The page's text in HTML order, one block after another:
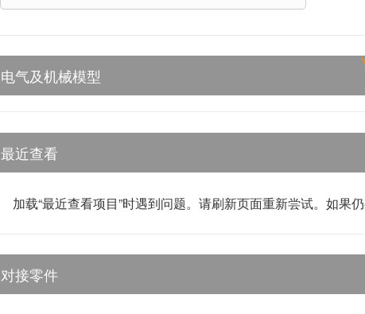
电气及机械模型
最近查看
加载“最近查看项目”时遇到问题。请刷新页面重新尝试。如果
对接零件